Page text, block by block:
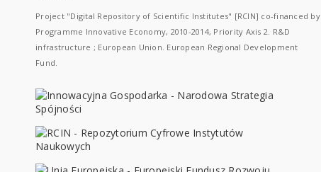
Project "Digital Repository of Scientific Institutes" [RCIN] co-financed by
Programme Innovative Economy, 2010-2014, Priority Axis 2. R&D
infrastructure ; European Union. European Regional Development
Fund.